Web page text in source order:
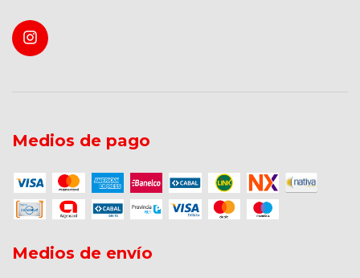
Medios de pago
Medios de envío